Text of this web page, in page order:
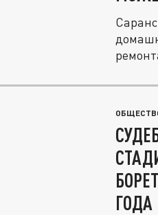
ГОДА